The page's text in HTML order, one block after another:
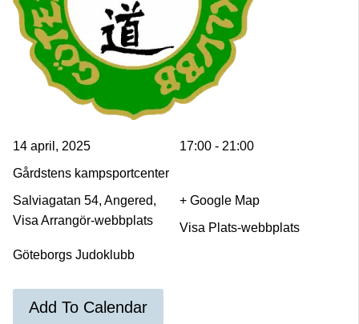
14 april, 2025
17:00 - 21:00
Gårdstens kampsportcenter
Salviagatan 54, Angered,
+ Google Map
Visa Plats-webbplats
Göteborgs Judoklubb
Visa Arrangör-webbplats
Add To Calendar